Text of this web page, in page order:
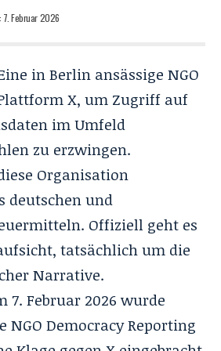
7. Februar 2026
in Berlin ansässige NGO
X, um Zugriff auf
im Umfeld
zu erzwingen.
Organisation
deutschen und
Offiziell geht es
tatsächlich um die
Narrative.
7. Februar 2026 wurde
NGO Democracy Reporting